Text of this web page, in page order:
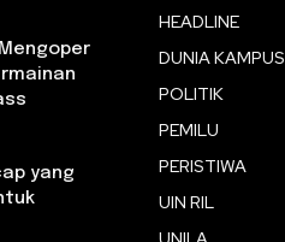
yang
HEADLINE
DUNIA KAMPUS
POLITIK
PEMILU
PERISTIWA
UIN RIL